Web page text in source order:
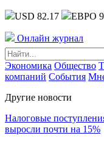
USD 82.17 ЕВРО
Онлайн журнал
Экономика Общество
компаний События
Другие новости
Налоговые
выросли почти на 15%